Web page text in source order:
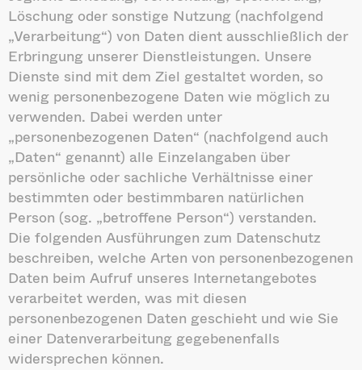
Löschung oder sonstige Nutzung (nachfolgend
„Verarbeitung“) von Daten dient ausschließlich der
Erbringung unserer Dienstleistungen. Unsere
Dienste sind mit dem Ziel gestaltet worden, so
wenig personenbezogene Daten wie möglich zu
verwenden. Dabei werden unter
„personenbezogenen Daten“ (nachfolgend auch
„Daten“ genannt) alle Einzelangaben über
persönliche oder sachliche Verhältnisse einer
bestimmten oder bestimmbaren natürlichen
Person (sog. „betroffene Person“) verstanden.
Die folgenden Ausführungen zum Datenschutz
beschreiben, welche Arten von personenbezogenen
Daten beim Aufruf unseres Internetangebotes
verarbeitet werden, was mit diesen
personenbezogenen Daten geschieht und wie Sie
einer Datenverarbeitung gegebenenfalls
widersprechen können.